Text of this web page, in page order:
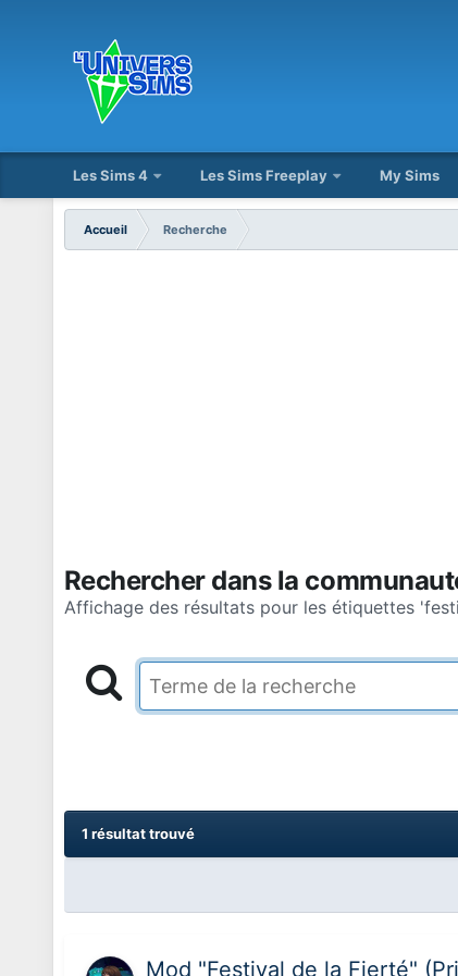
Les Sims 4 Les Sims Freeplay My Sims
Accueil Recherche
Rechercher dans la
Affichage des résultats pour les étiquettes
1 résultat trouvé
Mod "Festival de la Fierté"